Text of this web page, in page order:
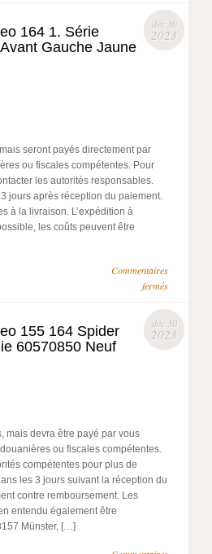
déc 30
2023
164 1. Série
Gauche Jaune
seront payés directement par
ou fiscales compétentes. Pour
les autorités responsables.
jours après réception du paiement.
à la livraison. L’expédition à
les coûts peuvent être
Commentaires
fermés
déc 30
2023
155 164 Spider
60570850 Neuf
mais devra être payé par vous
ou fiscales compétentes.
compétentes pour plus de
les 3 jours suivant la réception du
contre remboursement. Les
entendu également être
Münster, […]